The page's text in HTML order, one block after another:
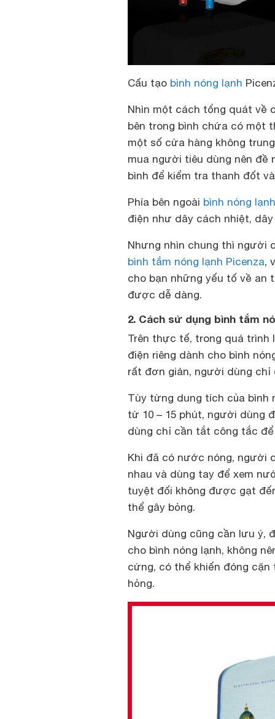
Cấu tạo bình nóng lạnh
Nhìn một cách tổng quát về
bên trong bình chứa có một
một số cửa hàng không
mua người tiêu dùng nên đề
bình để kiểm tra thanh đốt
Phía bên ngoài bình nóng
điện như dây cách nhiệt,
Nhưng nhìn chung thì người
bình tắm nóng lạnh Picenza,
cho bạn những yếu tố về
được dễ dàng.
2. Cách sử dụng bình tắm
Trên thực tế, trong quá
điện riêng dành cho bình
rất đơn giản, người dùng
Tùy từng dung tích của bình
từ 10 – 15 phút, người dùng
dùng chỉ cần tắt công tắc
Khi đã có nước nóng, người
nhau và dùng tay để xem
tuyệt đối không được gạt
thể gây bỏng.
Người dùng cũng cần lưu ý,
cho bình nóng lạnh, không
cứng, có thể khiến đóng cặn
hỏng.